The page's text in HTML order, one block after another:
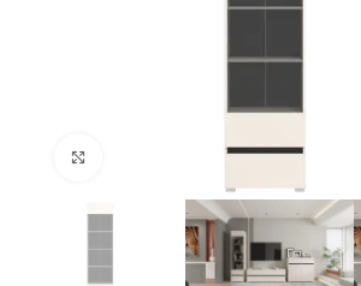
Натисніть, щоб збільшити